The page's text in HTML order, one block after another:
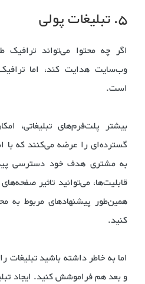
۵. تبلیغات پولی
اگر چه محتوا می‌تواند
وب‌سایت هدایت کند، اما
است.
بیشتر پلت‌فرم‌های تبلیغاتی،
گسترده‌ای را عرضه می‌کنند که با
به مشتری هدف خود دسترسی
همین‌طور پیشنهادهای مربوط به
کنید.
اما به خاطر داشته باشید
و بعد هم فراموشش کنید. ایجاد